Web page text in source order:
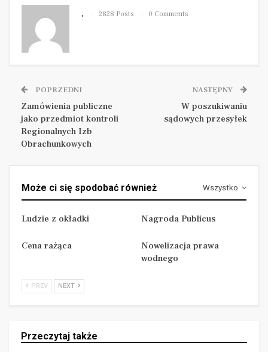
. 2828 Posts 0 Comments
POPRZEDNI
Zamówienia publiczne
jako przedmiot kontroli
Regionalnych Izb
Obrachunkowych
NASTĘPNY
W poszukiwaniu
sądowych przesyłek
Wszystko
Może ci się spodobać również
Ludzie z okładki Nagroda Publicus
Cena rażąca
Nowelizacja prawa
wodnego
PREV NEXT
Przeczytaj także